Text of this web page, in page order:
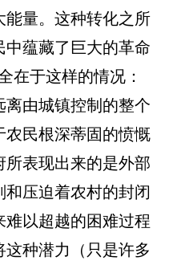
能量。这种转化之所
中蕴藏了巨大的革命
在于这样的情况：
离由城镇控制的整个
农民根深蒂固的愤慨
所表现出来的是外部
压迫着农村的封闭
以超越的困难过程
种潜力（只是许多